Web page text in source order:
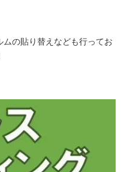
の貼り替えなども行ってお